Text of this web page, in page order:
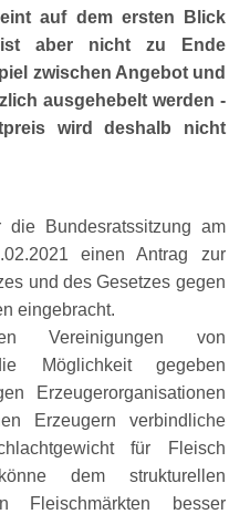
auf dem ersten Blick
aber nicht zu Ende
zwischen Angebot und
ausgehebelt werden -
wird deshalb nicht
die Bundesratssitzung am
einen Antrag zur
und des Gesetzes gegen
eingebracht.
Vereinigungen von
Möglichkeit gegeben
Erzeugerorganisationen
Erzeugern verbindliche
für Fleisch
dem strukturellen
Fleischmärkten besser